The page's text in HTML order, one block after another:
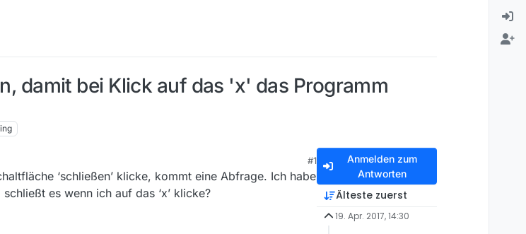
damit bei Klick auf das 'x' das Programm
#1
‘schließen’ klicke, kommt eine Abfrage. Ich habe
es wenn ich auf das ‘x’ klicke?
Anmelden zum
Antworten
Älteste zuerst
19. Apr. 2017, 14:30